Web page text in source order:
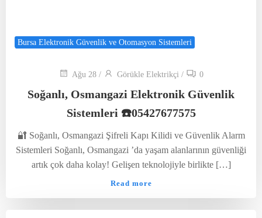
Bursa Elektronik Güvenlik ve Otomasyon Sistemleri
Ağu 28 / Görükle Elektrikçi / 0
Soğanlı, Osmangazi Elektronik Güvenlik
Sistemleri ☎️05427677575
🔐 Soğanlı, Osmangazi Şifreli Kapı Kilidi ve Güvenlik Alarm
Sistemleri Soğanlı, Osmangazi ’da yaşam alanlarının güvenliği
artık çok daha kolay! Gelişen teknolojiyle birlikte […]
Read more